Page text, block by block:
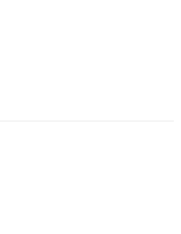
화시키는 앞트